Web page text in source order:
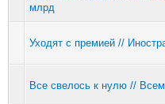
млрд
Уходят с премией //
Все свелось к нулю //